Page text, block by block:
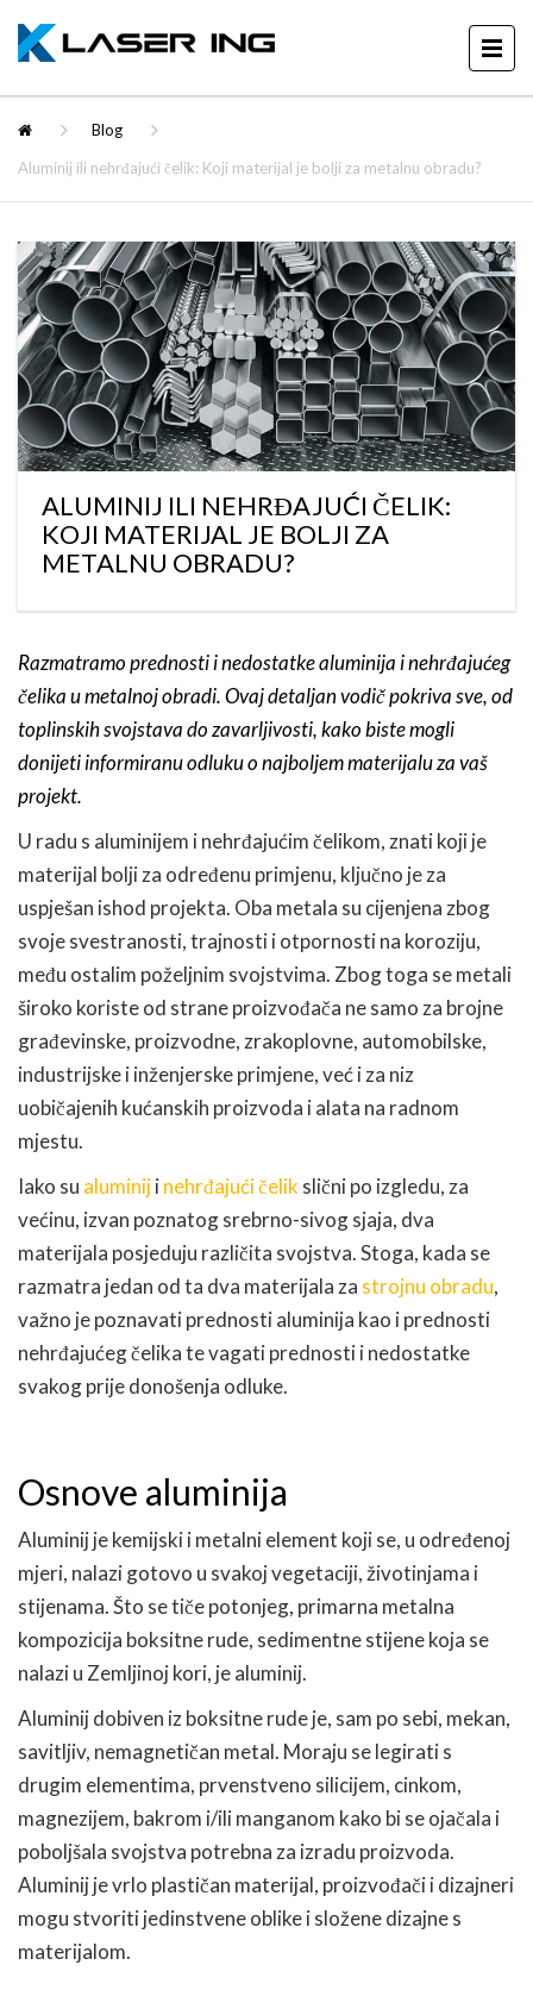
Blog
Aluminij ili nehrđajući čelik: Koji materijal je bolji za metalnu obradu?
ALUMINIJ ILI NEHRĐAJUĆI ČELIK:
KOJI MATERIJAL JE BOLJI ZA
METALNU OBRADU?
Razmatramo prednosti i nedostatke aluminija i nehrđajućeg
čelika u metalnoj obradi. Ovaj detaljan vodič pokriva sve, od
toplinskih svojstava do zavarljivosti, kako biste mogli
donijeti informiranu odluku o najboljem materijalu za vaš
projekt.
U radu s aluminijem i nehrđajućim čelikom, znati koji je
materijal bolji za određenu primjenu, ključno je za
uspješan ishod projekta. Oba metala su cijenjena zbog
svoje svestranosti, trajnosti i otpornosti na koroziju,
među ostalim poželjnim svojstvima. Zbog toga se metali
široko koriste od strane proizvođača ne samo za brojne
građevinske, proizvodne, zrakoplovne, automobilske,
industrijske i inženjerske primjene, već i za niz
uobičajenih kućanskih proizvoda i alata na radnom
mjestu.
Iako su aluminijinehrđajući čelik slični po izgledu, za
većinu, izvan poznatog srebrno-sivog sjaja, dva
materijala posjeduju različita svojstva. Stoga, kada se
razmatra jedan od ta dva materijala za strojnu obradu,
važno je poznavati prednosti aluminija kao i prednosti
nehrđajućeg čelika te vagati prednosti i nedostatke
svakog prije donošenja odluke.
Osnove aluminija
Aluminij je kemijski i metalni element koji se, u određenoj
mjeri, nalazi gotovo u svakoj vegetaciji, životinjama i
stijenama. Što se tiče potonjeg, primarna metalna
kompozicija boksitne rude, sedimentne stijene koja se
nalazi u Zemljinoj kori, je aluminij.
Aluminij dobiven iz boksitne rude je, sam po sebi, mekan,
savitljiv, nemagnetičan metal. Moraju se legirati s
drugim elementima, prvenstveno silicijem, cinkom,
magnezijem, bakrom i/ili manganom kako bi se ojačala i
poboljšala svojstva potrebna za izradu proizvoda.
Aluminij je vrlo plastičan materijal, proizvođači i dizajneri
mogu stvoriti jedinstvene oblike i složene dizajne s
materijalom.